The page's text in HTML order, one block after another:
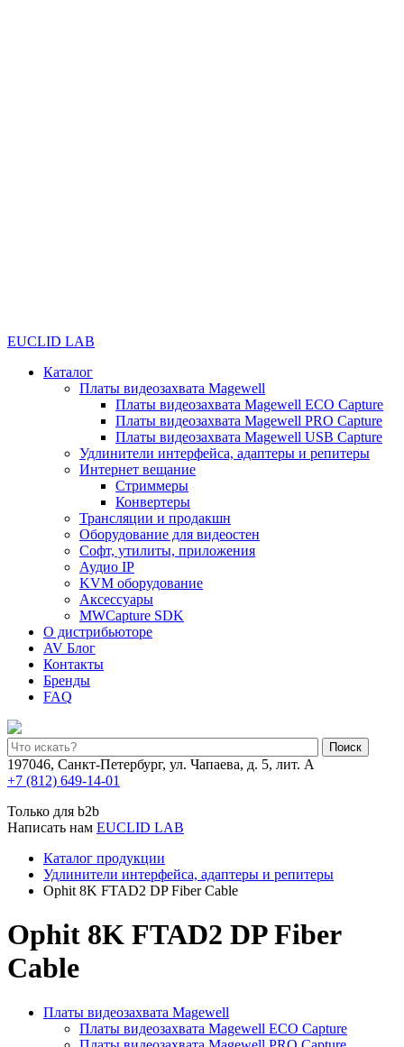
EUCLID LAB
Каталог
Платы видеозахвата Magewell
Платы видеозахвата Magewell ECO Capture
Платы видеозахвата Magewell PRO Capture
Платы видеозахвата Magewell USB Capture
Удлинители интерфейса, адаптеры и репитеры
Интернет вещание
Стриммеры
Конвертеры
Трансляции и продакшн
Оборудование для видеостен
Софт, утилиты, приложения
Аудио IP
KVM оборудование
Аксессуары
MWCapture SDK
О дистрибьюторе
AV Блог
Контакты
Бренды
FAQ
Поиск
197046, Санкт-Петербург, ул. Чапаева, д. 5, лит. А
+7 (812) 649-14-01
Только для b2b
Написать нам EUCLID LAB
Каталог продукции
Удлинители интерфейса, адаптеры и репитеры
Ophit 8K FTAD2 DP Fiber Cable
Ophit 8K FTAD2 DP Fiber
Cable
Платы видеозахвата Magewell
Платы видеозахвата Magewell ECO Capture